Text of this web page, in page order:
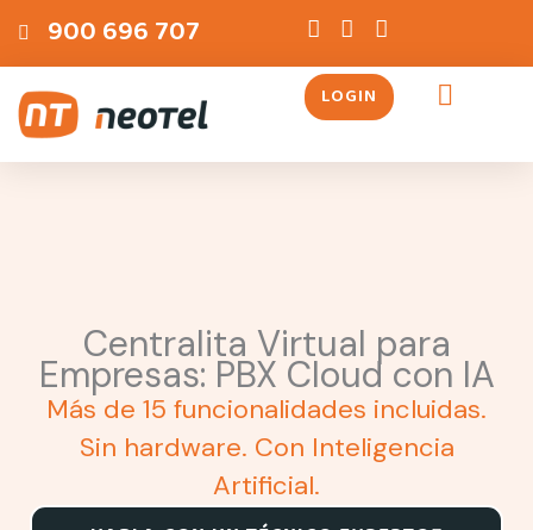
900 696 707
LOGIN
Centralita Virtual para
Empresas: PBX Cloud con IA
Más de 15 funcionalidades incluidas.
Sin hardware. Con Inteligencia
Artificial.